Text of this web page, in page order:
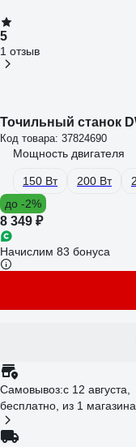
5
1 отзыв
Точильный станок
Код товара: 37824690
Мощность двигателя
150 Вт 200 Вт
до -2%
8 349 ₽
Начислим 83 бонуса
Самовывоз:c 12 августа,
бесплатно , из 1 магазина